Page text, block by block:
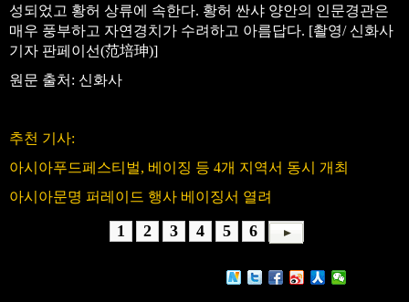
성되었고 황허 상류에 속한다. 황허 싼샤 양안의 인문경관은
매우 풍부하고 자연경치가 수려하고 아름답다. [촬영/ 신화사
기자 판페이선(范培珅)]
원문 출처: 신화사
추천 기사:
아시아푸드페스티벌, 베이징 등 4개 지역서 동시 개최
아시아문명 퍼레이드 행사 베이징서 열려
1 2 3 4 5 6